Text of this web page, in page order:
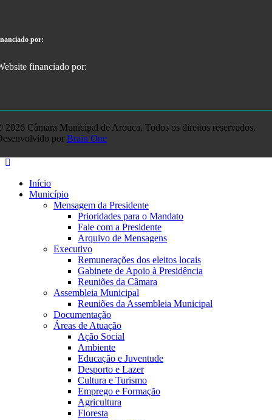
por:
2026 Câmara Municipal de Arouca. Todos os direitos reservados.
por Brain One
Início
Município
Mensagem da Presidente
Prioridades para o Mandato
Fale com a Presidente
Arquivo de Mensagens
Executivo
Remunerações dos eleitos locais
Gabinete de Apoio à Presidência
Reuniões da Câmara
Assembleia Municipal
Reuniões da Assembleia Municipal
Documentação
Áreas de Atuação
Ação Social
Ambiente
Educação e Juventude
Desporto e Lazer
Cultura e Turismo
Emprego e Formação
Agricultura
Floresta